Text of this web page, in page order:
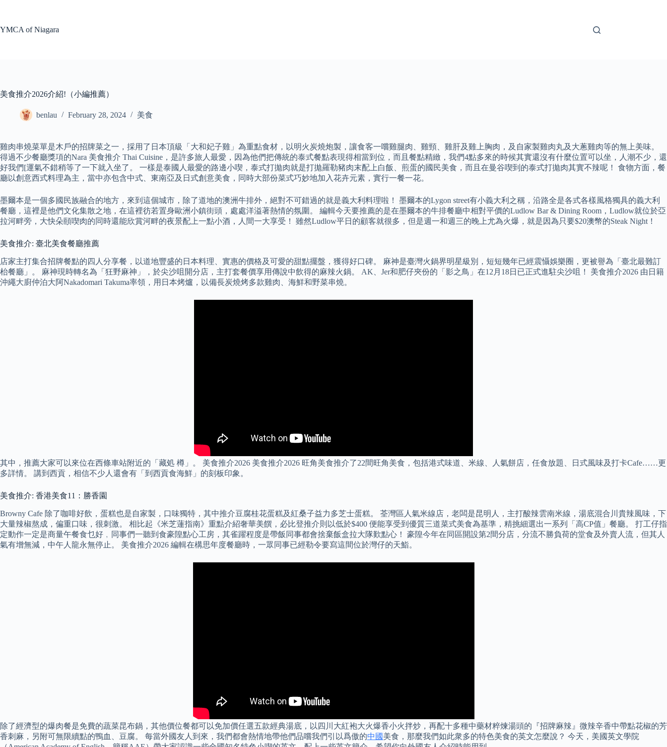
YMCA of Niagara
美食推介2026介紹!（小編推薦）
benlau February 28, 2024 美食
雞肉串燒菜單是木戶的招牌菜之一，採用了日本頂級「大和妃子雞」為重點食材，以明火炭燒炮製，讓食客一嚐雞腿肉、雞頸、雞肝及雞上胸肉，及自家製雞肉丸及大蔥雞肉等的無上美味。
得過不少餐廳獎項的Nara 美食推介 Thai Cuisine，是許多旅人最愛，因為他們把傳統的泰式餐點表現得相當到位，而且餐點精緻，我們4點多來的時候其實還沒有什麼位置可以坐，人潮不少，還
好我們[運氣不錯稍等了一下就入坐了。 一樣是泰國人最愛的路邊小喫，泰式打拋肉就是打拋羅勒豬肉末配上白飯、煎蛋的國民美食，而且在曼谷喫到的泰式打拋肉其實不辣呢！ 食物方面，餐
廳以創意⻄式料理為主，當中亦包含中式、東南亞及日式創意美⻝，同時大部份菜式巧妙地加入花卉元素，實行一餐一花。
墨爾本是一個多國民族融合的地方，來到這個城市，除了道地的澳洲牛排外，絕對不可錯過的就是義大利料理啦！ 墨爾本的Lygon street有小義大利之稱，沿路全是各式各樣風格獨具的義大利
餐廳，這裡是他們文化集散之地，在這裡彷若置身歐洲小鎮街頭，處處洋溢著熱情的氛圍。 編輯今天要推薦的是在墨爾本的牛排餐廳中相對平價的Ludlow Bar & Dining Room，Ludlow就位於亞
拉河畔旁，大快朵頤喫肉的同時還能欣賞河畔的夜景配上一點小酒，人間一大享受！ 雖然Ludlow平日的顧客就很多，但是週一和週三的晚上尤為火爆，就是因為只要$20澳幣的Steak Night！
美食推介: 臺北美食餐廳推薦
店家主打集合招牌餐點的四人分享餐，以道地豐盛的日本料理、實惠的價格及可愛的甜點擺盤，獲得好口碑。 麻神是臺灣火鍋界明星級別，短短幾年已經震懾娛樂圈，更被譽為「臺北最難訂
枱餐廳」。 麻神現時轉名為「狂野麻神」，於尖沙咀開分店，主打套餐價享用傳說中飲得的麻辣火鍋。 AK、Jer和肥仔夾份的「影之鳥」在12月18日已正式進駐尖沙咀！ 美食推介2026 由日籍
沖繩大廚仲泊大阿Nakadomari Takuma率領，用日本烤爐，以備長炭燒烤多款雞肉、海鮮和野菜串燒。
其中，推薦大家可以來位在西條車站附近的「藏処 樽」。 美食推介2026 美食推介2026 旺角美食推介了22間旺角美食，包括港式味道、米線、人氣餅店，任食放題、日式風味及打卡Cafe……更
多詳情。 講到西貢，相信不少人還會有「到西貢食海鮮」的刻板印象。
美食推介: 香港美食11：勝香園
Browny Cafe 除了咖啡好飲，蛋糕也是自家製，口味獨特，其中推介豆腐桂花蛋糕及紅桑子益力多芝士蛋糕。 荃灣區人氣米線店，老闆是昆明人，主打酸辣雲南米線，湯底混合川貴辣風味，下
大量辣椒熬成，偏重口味，很刺激。 相比起《米芝蓮指南》重點介紹奢華美饌，必比登推介則以低於$400 便能享受到優質三道菜式美食為基準，精挑細選出一系列「高CP值」餐廳。 打工仔指
定動作一定是商量午餐食乜好﹐同事們一聽到食豪隍點心工房，其雀躍程度是帶飯同事都會捨棄飯盒拉大隊歎點心！ 豪隍今年在同區開設第2間分店，分流不勝負荷的堂食及外賣人流，但其人
氣有增無減，中午人龍永無停止。 美食推介2026 編輯在構思年度餐廳時，一眾同事已經勒令要寫這間位於灣仔的天鮨。
除了經濟型的爆肉餐是免費的蔬菜昆布鍋，其他價位餐都可以免加價任選五款經典湯底，以四川大紅袍大火爆香小火拌炒，再配十多種中藥材粹煉湯頭的『招牌麻辣』微辣辛香中帶點花椒的芳
香刺麻，另附可無限續點的鴨血、豆腐。 每當外國友人到來，我們都會熱情地帶他們品嚐我們引以爲傲的中國 美食，那麼我們如此衆多的特色美食的英文怎麼說？ 今天，美國英文學院